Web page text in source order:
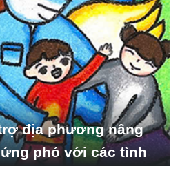
địa phương nâng
phó với các tình